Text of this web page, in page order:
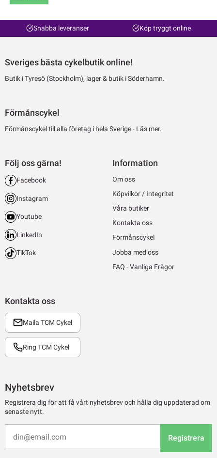
Snabba leveranser Köp tryggt online
Sveriges bästa cykelbutik online!
Butik i Tyresö (Stockholm), lager & butik i Söderhamn.
Förmånscykel
Förmånscykel till alla företag i hela Sverige - Läs mer.
Kontakta oss
Maila TCM Cykel
Ring TCM Cykel
Följ oss gärna!
Facebook
Instagram
Youtube
LinkedIn
TikTok
Information
Om oss
Köpvilkor / Integritet
Våra butiker
Kontakta oss
Förmånscykel
Jobba med oss
FAQ - Vanliga Frågor
Nyhetsbrev
Registrera dig för att få vårt nyhetsbrev och hålla dig uppdaterad om
senaste nytt.
Registrera